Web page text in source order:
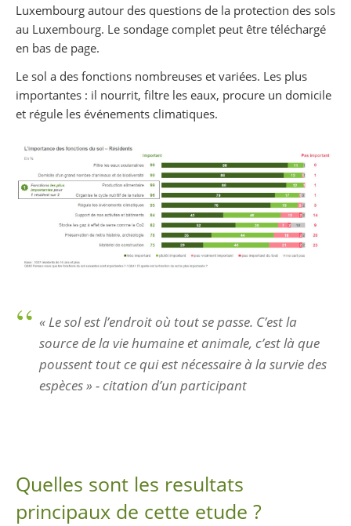
Luxembourg autour des questions de la protection des sols
au Luxembourg. Le sondage complet peut être téléchargé
en bas de page.
Le sol a des fonctions nombreuses et variées. Les plus
importantes : il nourrit, filtre les eaux, procure un domicile
et régule les événements climatiques.
« Le sol est l’endroit où tout se passe. C’est la
source de la vie humaine et animale, c’est là que
poussent tout ce qui est nécessaire à la survie des
espèces » - citation d’un participant
Quelles sont les resultats
principaux de cette etude ?